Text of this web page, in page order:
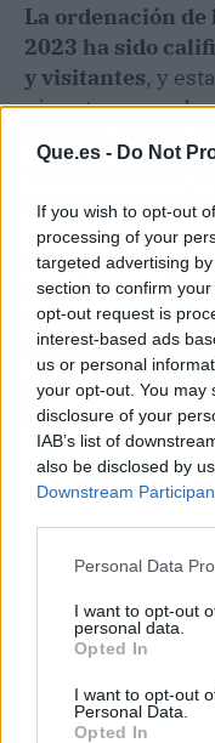
Que.es - Do Not
If you wish to opt-out
processing of your
targeted advertising
section to confirm
opt-out request is
interest-based ads
us or personal
your opt-out. You may
disclosure of your
IAB’s list of
also be disclosed by
Downstream
Personal Data
I want to opt-out
personal data.
Opted In
I want to opt-out
Personal Data.
Opted In
La ordenación de
2023 ha sido
y visitantes, y
pieza te recuerda
siempre pide
veces basta con
casa con otra
La exposición
Museo Reina
lunes a sábado
domingos la
consultar la web
horarios y